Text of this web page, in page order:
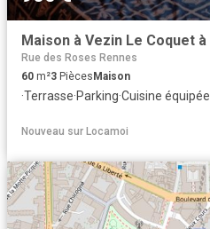
Rue des Roses Rennes
60 m²3 PiècesMaison
·Terrasse·Parking·Cuisine équipée
Nouveau sur Locamoi